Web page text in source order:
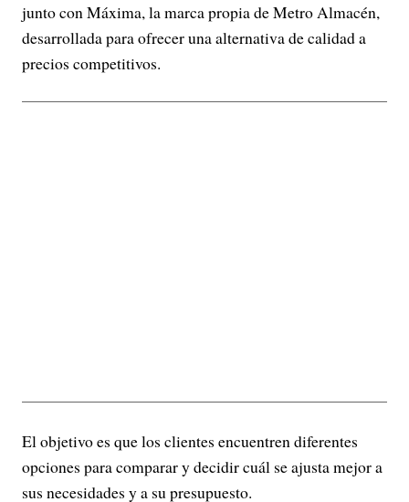
junto con Máxima, la marca propia de Metro Almacén,
desarrollada para ofrecer una alternativa de calidad a
precios competitivos.
El objetivo es que los clientes encuentren diferentes
opciones para comparar y decidir cuál se ajusta mejor a
sus necesidades y a su presupuesto.